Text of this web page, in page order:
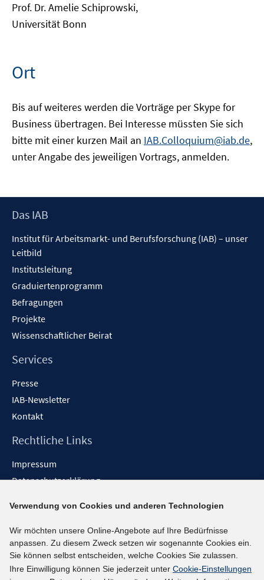
Prof. Dr. Amelie Schiprowski,
Universität Bonn
Ort
Bis auf weiteres werden die Vorträge per Skype for
Business übertragen. Bei Interesse müssten Sie sich
bitte mit einer kurzen Mail an IAB.Colloquium@iab.de,
unter Angabe des jeweiligen Vortrags, anmelden.
Footer
Das IAB
Institut für Arbeitsmarkt- und Berufsforschung (IAB) – unser
Leitbild
Institutsleitung
Graduiertenprogramm
Befragungen
Projekte
Wissenschaftlicher Beirat
Services
Presse
IAB-Newsletter
Kontakt
Rechtliche Links
Impressum
Datenschutzerklärung
Barrieren melden
Social-Media-Kanäle
BlueSky
Verwendung von Cookies und anderen Technologien
Wir möchten unsere Online-Angebote auf Ihre Bedürfnisse
anpassen. Zu diesem Zweck setzen wir sogenannte Cookies ein.
Sie können selbst entscheiden, welche Cookies Sie zulassen.
Ihre Einwilligung können Sie jederzeit unter Cookie-Einstellungen